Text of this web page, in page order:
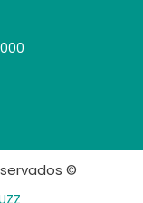
©